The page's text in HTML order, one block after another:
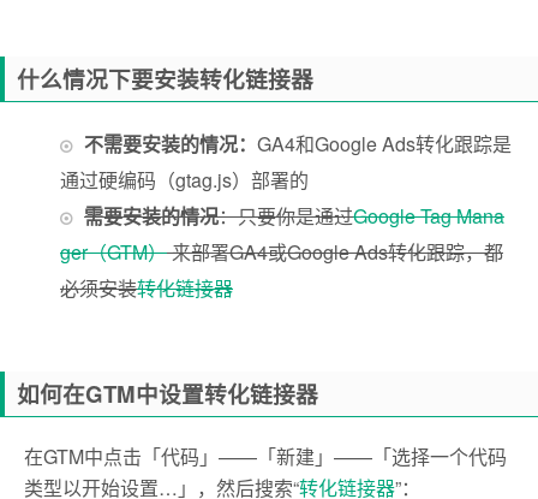
什么情况下要安装转化链接器
不需要安装的情况： GA4和Google Ads转化跟踪是
通过硬编码（gtag.js）部署的
需要安装的情况：只要你是通过Google Tag Mana
ger（GTM）来部署GA4或Google Ads转化跟踪，都
必须安装转化链接器
如何在GTM中设置转化链接器
在GTM中点击「代码」——「新建」——「选择一个代码
类型以开始设置…」，然后搜索“转化链接器”：